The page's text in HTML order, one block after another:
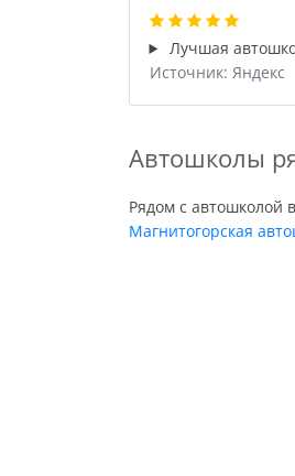
Лучшая
Источник: Яндекс
Автошколы
Рядом с автошколой
Магнитогорская